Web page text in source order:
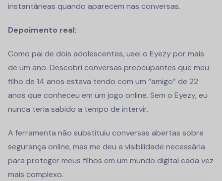
instantâneas quando aparecem nas conversas.
Depoimento real:
Como pai de dois adolescentes, usei o Eyezy por mais
de um ano. Descobri conversas preocupantes que meu
filho de 14 anos estava tendo com um “amigo” de 22
anos que conheceu em um jogo online. Sem o Eyezy, eu
nunca teria sabido a tempo de intervir.
A ferramenta não substituiu conversas abertas sobre
segurança online, mas me deu a visibilidade necessária
para proteger meus filhos em um mundo digital cada vez
mais complexo.